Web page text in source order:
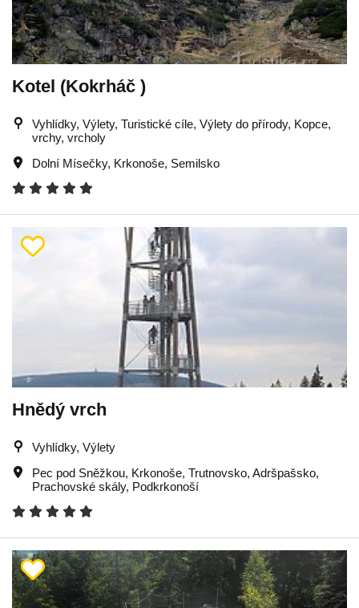
Kotel (Kokrháč )
Vyhlídky, Výlety, Turistické cíle, Výlety do přírody, Kopce,
vrchy, vrcholy
Dolní Mísečky, Krkonoše, Semilsko
Hnědý vrch
Vyhlídky, Výlety
Pec pod Sněžkou, Krkonoše, Trutnovsko, Adršpašsko,
Prachovské skály, Podkrkonoší